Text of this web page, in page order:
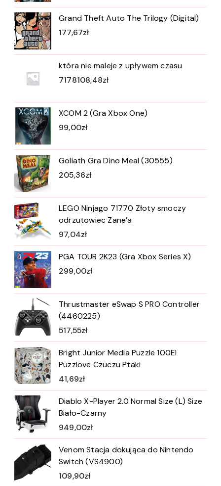
Grand Theft Auto The Trilogy (Digital)
177,67zł
która nie maleje z upływem czasu
7178108,48zł
XCOM 2 (Gra Xbox One)
99,00zł
Goliath Gra Dino Meal (30555)
205,36zł
LEGO Ninjago 71770 Złoty smoczy
odrzutowiec Zane’a
97,04zł
PGA TOUR 2K23 (Gra Xbox Series X)
299,00zł
Thrustmaster eSwap S PRO Controller
(4460225)
517,55zł
Bright Junior Media Puzzle 100El
Puzzlove Czuczu Ptaki
41,69zł
Diablo X-Player 2.0 Normal Size (L) Size
Biało-Czarny
949,00zł
Venom Stacja dokująca do Nintendo
Switch (VS4900)
109,90zł